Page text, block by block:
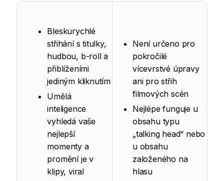
Bleskurychlé
střihání s titulky,
hudbou, b-roll a
přiblíženími
jediným kliknutím
Umělá
inteligence
vyhledá vaše
nejlepší
momenty a
promění je v
klipy, viral
Není určeno pro
pokročilé
vícevrstvé úpravy
ani pro střih
filmových scén
Nejlépe funguje u
obsahu typu
„talking head“ nebo
u obsahu
založeného na
hlasu